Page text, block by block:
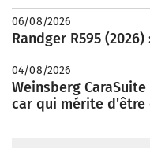
06/08/2026
Randger R595
04/08/2026
Weinsberg
car qui mérite d'être